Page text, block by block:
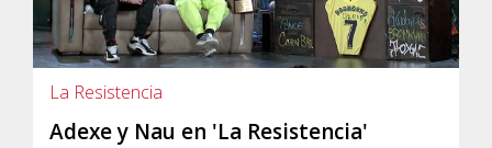
La Resistencia
Adexe y Nau en 'La Resistencia'